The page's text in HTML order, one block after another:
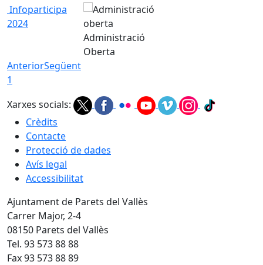
Infoparticipa
2024
Administració
Oberta
AnteriorSegüent
1
Xarxes socials:
Crèdits
Contacte
Protecció de dades
Avís legal
Accessibilitat
Ajuntament de Parets del Vallès
Carrer Major, 2-4
08150 Parets del Vallès
Tel. 93 573 88 88
Fax 93 573 88 89